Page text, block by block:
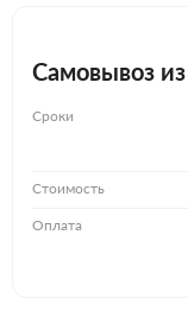
Самовывоз из
Сроки
Стоимость
Оплата